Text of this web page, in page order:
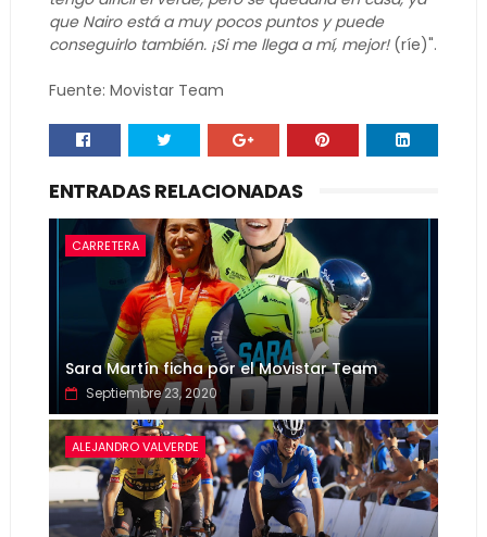
que Nairo está a muy pocos puntos y puede
conseguirlo también. ¡Si me llega a mí, mejor! (ríe)".
Fuente: Movistar Team
ENTRADAS RELACIONADAS
CARRETERA
Sara Martín ficha por el Movistar Team
Septiembre 23, 2020
ALEJANDRO VALVERDE